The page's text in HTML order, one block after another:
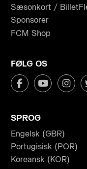
Sæsonkort /
Sponsorer
FCM Shop
FØLG OS
SPROG
Engelsk (GBR)
Portugisisk (POR)
Koreansk (KOR)